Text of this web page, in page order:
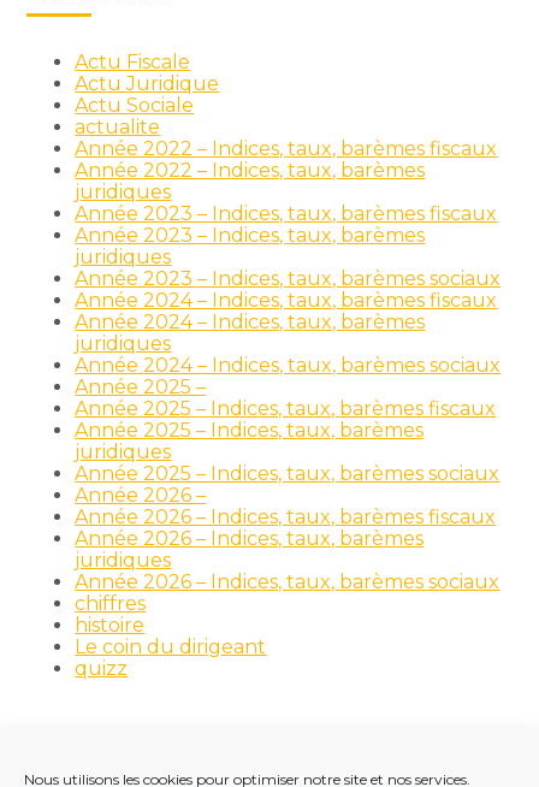
Nous utilisons les cookies pour optimiser notre site et nos services.
Actu Fiscale
Actu Juridique
Actu Sociale
actualite
Année 2022 – Indices, taux, barèmes fiscaux
Année 2022 – Indices, taux, barèmes
juridiques
Année 2023 – Indices, taux, barèmes fiscaux
Année 2023 – Indices, taux, barèmes
juridiques
Année 2023 – Indices, taux, barèmes sociaux
Année 2024 – Indices, taux, barèmes fiscaux
Année 2024 – Indices, taux, barèmes
juridiques
Année 2024 – Indices, taux, barèmes sociaux
Année 2025 –
Année 2025 – Indices, taux, barèmes fiscaux
Année 2025 – Indices, taux, barèmes
juridiques
Année 2025 – Indices, taux, barèmes sociaux
Année 2026 –
Année 2026 – Indices, taux, barèmes fiscaux
Année 2026 – Indices, taux, barèmes
juridiques
Année 2026 – Indices, taux, barèmes sociaux
chiffres
histoire
Le coin du dirigeant
quizz